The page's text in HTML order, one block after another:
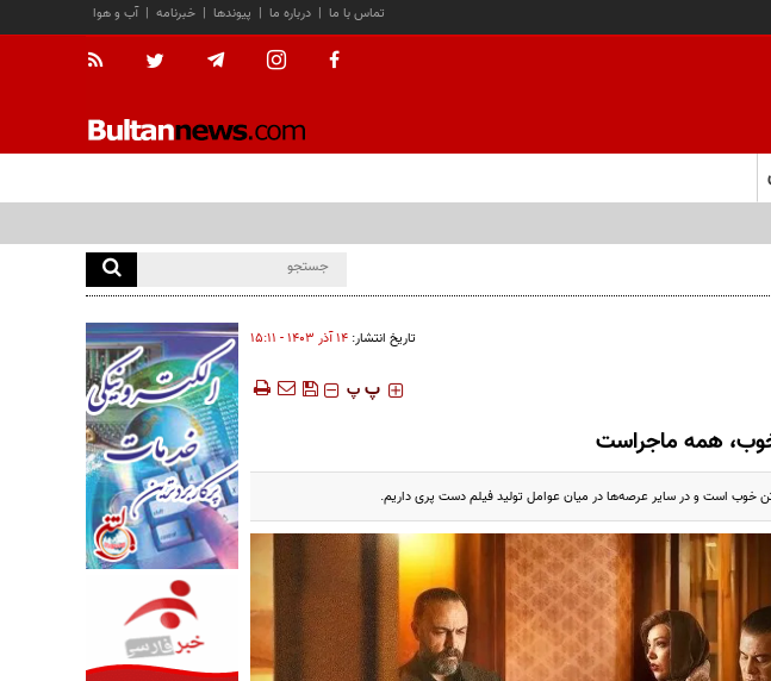
آب و هوا | خبرنامه | پیوندها | درباره ما | تماس با ما
تاریخ انتشار: ۱۴ آذر ۱۴۰۳ - ۱۵:۱۱
‍‍‍ پ پ
همه‌ ماجراست
است و در سایر عرصه‌ها در میان عوامل تولید فیلم دست پری داریم.